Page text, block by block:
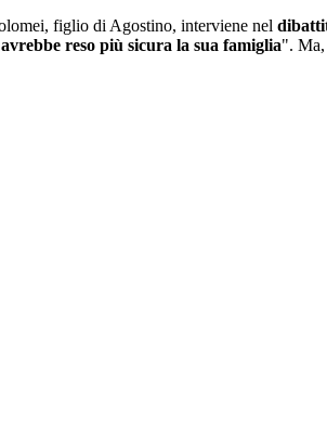
figlio di Agostino, interviene nel
reso più sicura la sua famiglia". Ma,